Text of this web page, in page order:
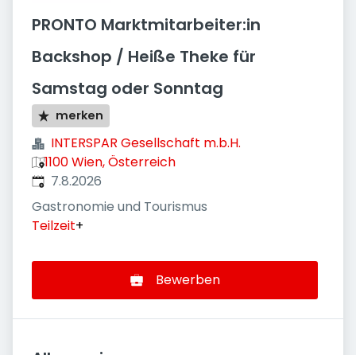
PRONTO Marktmitarbeiter:in
Backshop / Heiße Theke für
Samstag oder Sonntag
merken
INTERSPAR Gesellschaft m.b.H.
1100 Wien, Österreich
Veröffentlicht
7.8.2026
Gastronomie und Tourismus
Teilzeit+
Bewerben